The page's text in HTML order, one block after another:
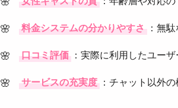
料金システムの分かりやすさ ：無
口コミ評価 ：実際に利用したユー
サービスの充実度 ：チャット以外